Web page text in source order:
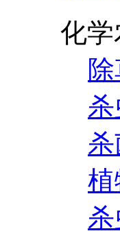
化
杀
杀
植